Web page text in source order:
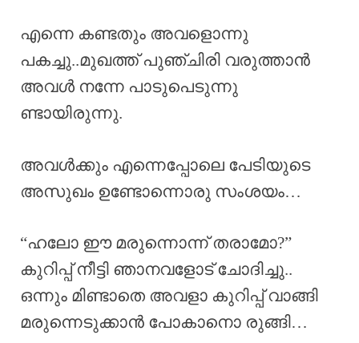
എന്നെ കണ്ടതും അവളൊന്നു
പകച്ചു..മുഖത്ത് പുഞ്ചിരി വരുത്താൻ
അവൾ നന്നേ പാടുപെടുന്നു
ണ്ടായിരുന്നു.
അവൾക്കും എന്നെപ്പോലെ പേടിയുടെ
അസുഖം ഉണ്ടോന്നൊരു സംശയം…
“ഹലോ ഈ മരുന്നൊന്ന് തരാമോ?”
കുറിപ്പ് നീട്ടി ഞാനവളോട് ചോദിച്ചു..
ഒന്നും മിണ്ടാതെ അവളാ കുറിപ്പ് വാങ്ങി
മരുന്നെടുക്കാൻ പോകാനൊ രുങ്ങി…